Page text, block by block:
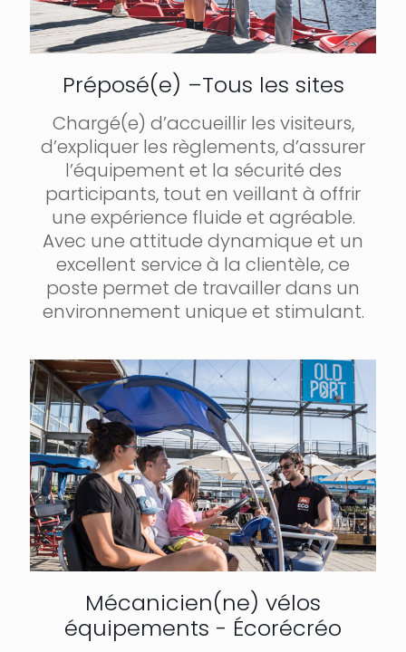
Préposé(e) –Tous les sites
Chargé(e) d’accueillir les visiteurs,
d’expliquer les règlements, d’assurer
l’équipement et la sécurité des
participants, tout en veillant à offrir
une expérience fluide et agréable.
Avec une attitude dynamique et un
excellent service à la clientèle, ce
poste permet de travailler dans un
environnement unique et stimulant.
Mécanicien(ne) vélos
équipements - Écorécréo